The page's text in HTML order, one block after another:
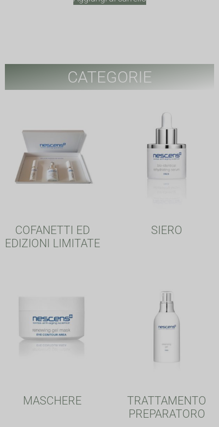
CATEGORIE
COFANETTI ED
EDIZIONI LIMITATE
SIERO
MASCHERE
TRATTAMENTO
PREPARATORO